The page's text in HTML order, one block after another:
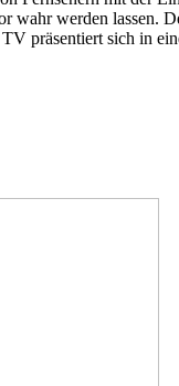
wahr werden
präsentiert sich in